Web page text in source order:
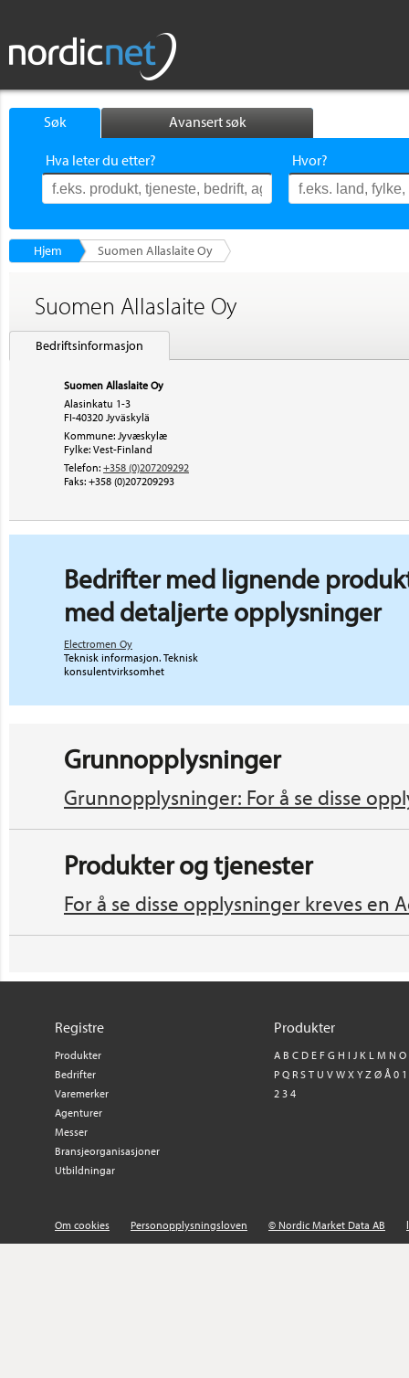
Søk Avansert søk
Hva leter du etter? Hvor?
Hjem Suomen Allaslaite Oy
Suomen Allaslaite Oy
Bedriftsinformasjon
Suomen Allaslaite Oy
Alasinkatu 1-3
FI-40320 Jyväskylä
Kommune: Jyvæskylæ
Fylke: Vest-Finland
Telefon: +358 (0)207209292
Faks: +358 (0)207209293
Bedrifter med lignende
med detaljerte opplysninger
Electromen Oy
Teknisk informasjon. Teknisk
konsulentvirksomhet
Grunnopplysninger
Grunnopplysninger: For å se disse
Produkter og tjenester
For å se disse opplysninger kreves en
Registre
Produkter
Bedrifter
Varemerker
Agenturer
Messer
Bransjeorganisasjoner
Utbildningar
Produkter
A B C D E F G H I J K L M N O
P Q R S T U V W X Y Z Ø Å 0 1
2 3 4
Om cookies Personopplysningsloven © Nordic Market Data AB